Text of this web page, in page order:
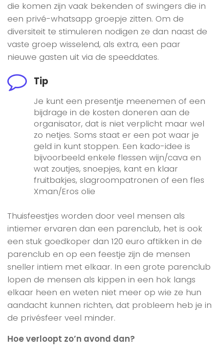
die komen zijn vaak bekenden of swingers die in
een privé-whatsapp groepje zitten. Om de
diversiteit te stimuleren nodigen ze dan naast de
vaste groep wisselend, als extra, een paar
nieuwe gasten uit via de speeddates.
Tip
Je kunt een presentje meenemen of een
bijdrage in de kosten doneren aan de
organisator, dat is niet verplicht maar wel
zo netjes. Soms staat er een pot waar je
geld in kunt stoppen. Een kado-idee is
bijvoorbeeld enkele flessen wijn/cava en
wat zoutjes, snoepjes, kant en klaar
fruitbakjes, slagroompatronen of een fles
Xman/Eros olie
Thuisfeestjes worden door veel mensen als
intiemer ervaren dan een parenclub, het is ook
een stuk goedkoper dan 120 euro aftikken in de
parenclub en op een feestje zijn de mensen
sneller intiem met elkaar. In een grote parenclub
lopen de mensen als kippen in een hok langs
elkaar heen en weten niet meer op wie ze hun
aandacht kunnen richten, dat probleem heb je in
de privésfeer veel minder.
Hoe verloopt zo’n avond dan?